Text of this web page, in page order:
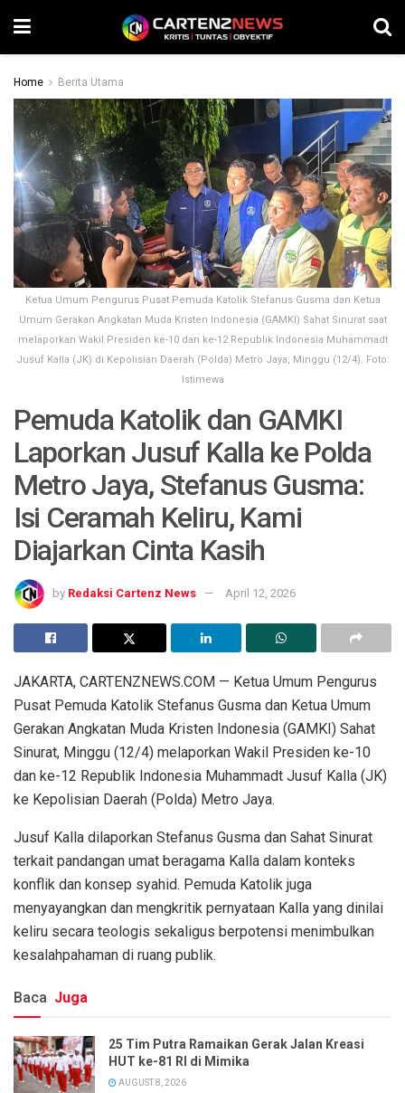
Home Berita Utama
Ketua Umum Pengurus Pusat Pemuda Katolik Stefanus Gusma dan Ketua
Umum Gerakan Angkatan Muda Kristen Indonesia (GAMKI) Sahat Sinurat saat
melaporkan Wakil Presiden ke-10 dan ke-12 Republik Indonesia Muhammadt
Jusuf Kalla (JK) di Kepolisian Daerah (Polda) Metro Jaya, Minggu (12/4). Foto:
Istimewa
Pemuda Katolik dan GAMKI
Laporkan Jusuf Kalla ke Polda
Metro Jaya, Stefanus Gusma:
Isi Ceramah Keliru, Kami
Diajarkan Cinta Kasih
by Redaksi Cartenz News April 12, 2026
JAKARTA, CARTENZNEWS.COM — Ketua Umum Pengurus
Pusat Pemuda Katolik Stefanus Gusma dan Ketua Umum
Gerakan Angkatan Muda Kristen Indonesia (GAMKI) Sahat
Sinurat, Minggu (12/4) melaporkan Wakil Presiden ke-10
dan ke-12 Republik Indonesia Muhammadt Jusuf Kalla (JK)
ke Kepolisian Daerah (Polda) Metro Jaya.
Jusuf Kalla dilaporkan Stefanus Gusma dan Sahat Sinurat
terkait pandangan umat beragama Kalla dalam konteks
konflik dan konsep syahid. Pemuda Katolik juga
menyayangkan dan mengkritik pernyataan Kalla yang dinilai
keliru secara teologis sekaligus berpotensi menimbulkan
kesalahpahaman di ruang publik.
Baca Juga
25 Tim Putra Ramaikan Gerak Jalan Kreasi
HUT ke-81 RI di Mimika
AUGUST 8, 2026